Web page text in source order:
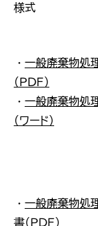
様式
・ 一般廃棄物処
（ＰＤＦ）
・ 一般廃棄物処
（ワード）
・ 一般廃棄物処